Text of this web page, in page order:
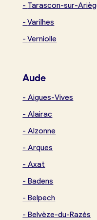
- Tarascon-sur-
-Varilhes
-Verniolle
Aude
-Aigues-Vives
-Alairac
-Alzonne
-Arques
-Axat
-Badens
-Belpech
-Belvèze-du-Razès